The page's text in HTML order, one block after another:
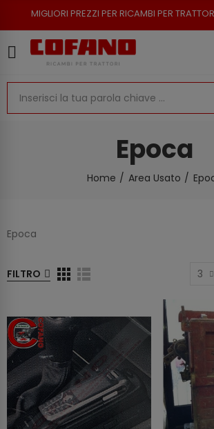
PREZZI PER RICAMBI PER TRATTORI -
Epoca
Home Area Usato
Epoca
FILTRO 3